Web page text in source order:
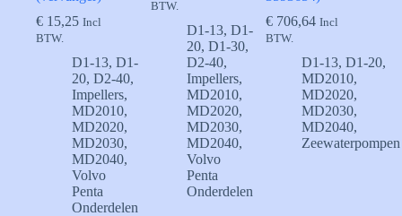
€ 15,25 Incl
BTW.
D1-13, D1-
20, D2-40,
Impellers,
MD2010,
MD2020,
MD2030,
MD2040,
Volvo
Penta
Onderdelen
BTW.
D1-13,D1-
20,D1-30,
D2-40,
Impellers,
MD2010,
MD2020,
MD2030,
MD2040,
Volvo
Penta
Onderdelen
€ 706,64 Incl
BTW.
D1-13,D1-20,
MD2010,
MD2020,
MD2030,
MD2040,
Zeewaterpompen